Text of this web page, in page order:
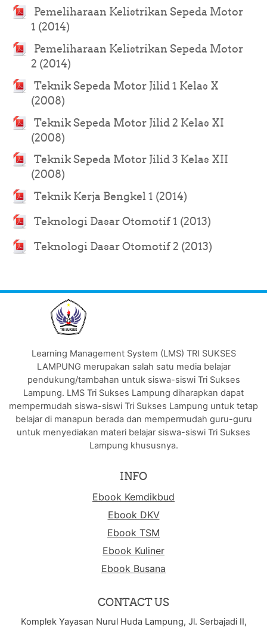
Pemeliharaan Kelistrikan Sepeda Motor
1 (2014)
URL
Pemeliharaan Kelistrikan Sepeda Motor
2 (2014)
URL
Teknik Sepeda Motor Jilid 1 Kelas X
(2008)
URL
Teknik Sepeda Motor Jilid 2 Kelas XI
(2008)
URL
Teknik Sepeda Motor Jilid 3 Kelas XII
(2008)
URL
Teknik Kerja Bengkel 1 (2014)
URL
Teknologi Dasar Otomotif 1 (2013)
URL
Teknologi Dasar Otomotif 2 (2013)
URL
Learning Management System (LMS) TRI SUKSES
LAMPUNG merupakan salah satu media belajar
pendukung/tambahan untuk siswa-siswi Tri Sukses
Lampung. LMS Tri Sukses Lampung diharapkan dapat
mempermudah siswa-siswi Tri Sukses Lampung untuk tetap
belajar di manapun berada dan mempermudah guru-guru
untuk menyediakan materi belajar siswa-siswi Tri Sukses
Lampung khususnya.
INFO
Ebook Kemdikbud
Ebook DKV
Ebook TSM
Ebook Kuliner
Ebook Busana
CONTACT US
Komplek Yayasan Nurul Huda Lampung, Jl. Serbajadi II,